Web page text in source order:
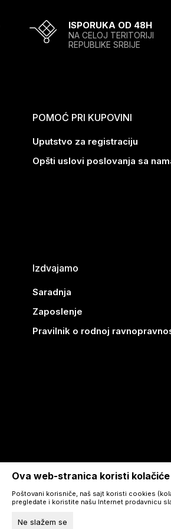
ISPORUKA OD 48H
NA CELOJ TERITORIJI
REPUBLIKE SRBIJE
POMOĆ PRI KUPOVINI
Uputstvo za registraciju
Opšti uslovi poslovanja sa
Izdvajamo
Saradnja
Zaposlenje
Pravilnik o rodnoj
Ova web-stranica koristi kolačiće
Poštovani korisniče, naš sajt koristi cookies
pregledate i koristite našu Internet prodavnicu
Ne slažem se